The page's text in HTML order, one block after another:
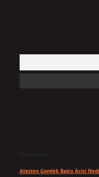
Son yorumlar
Atesten Gomlek Bakis Acisi